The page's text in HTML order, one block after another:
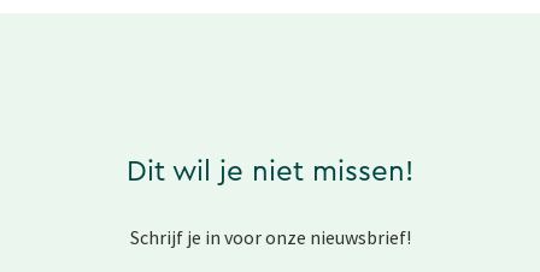
Dit wil je niet missen!
Schrijf je in voor onze nieuwsbrief!